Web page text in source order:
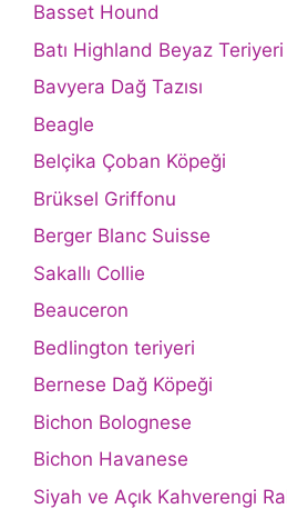
Basset Hound
Batı Highland Beyaz Teriyeri
Bavyera Dağ Tazısı
Beagle
Belçika Çoban Köpeği
Brüksel Griffonu
Berger Blanc Suisse
Sakallı Collie
Beauceron
Bedlington teriyeri
Bernese Dağ Köpeği
Bichon Bolognese
Bichon Havanese
Siyah ve Açık Kahverengi